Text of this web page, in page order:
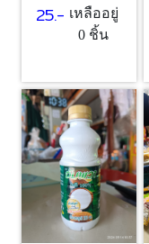
25.- เหลืออยู่
0 ชิ้น